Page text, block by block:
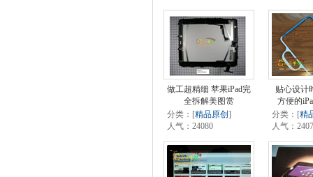
做工超精细 苹果iPad完
全拆解美图赏
分类：[精品原创 ]
人气：24080
贴心设计
方便的
分类：[精
人气：